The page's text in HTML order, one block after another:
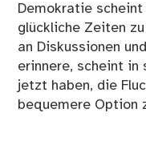
Demokratie
glückliche Zeiten
an Diskussionen
erinnere, scheint in
jetzt haben, die
bequemere Option